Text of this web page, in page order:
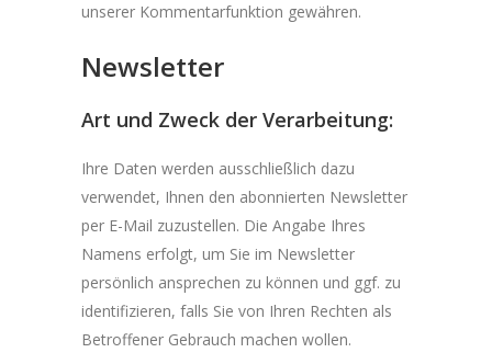
unserer Kommentarfunktion gewähren.
Newsletter
Art und Zweck der Verarbeitung:
Ihre Daten werden ausschließlich dazu
verwendet, Ihnen den abonnierten Newsletter
per E-Mail zuzustellen. Die Angabe Ihres
Namens erfolgt, um Sie im Newsletter
persönlich ansprechen zu können und ggf. zu
identifizieren, falls Sie von Ihren Rechten als
Betroffener Gebrauch machen wollen.